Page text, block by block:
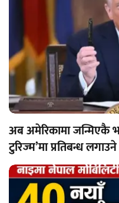
अब अमेरिकामा जन्मिएकै
टुरिज्म’मा प्रतिबन्ध